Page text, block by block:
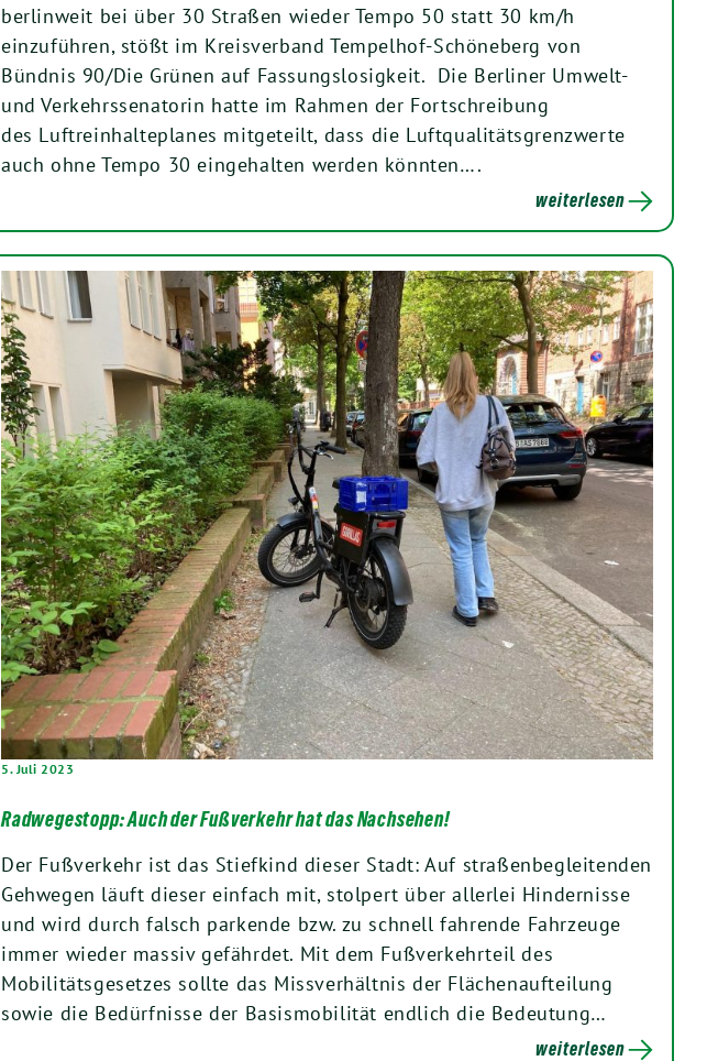
berlinweit bei über 30 Straßen wieder Tempo 50 statt 30 km/h
einzuführen, stößt im Kreisverband Tempelhof-Schöneberg von
Bündnis 90/Die Grünen auf Fassungslosigkeit. Die Berliner Umwelt-
und Verkehrssenatorin hatte im Rahmen der Fortschreibung
des Luftreinhalteplanes mitgeteilt, dass die Luftqualitätsgrenzwerte
auch ohne Tempo 30 eingehalten werden könnten….
weiterlesen
5. Juli 2023
Radwegestopp: Auch der Fußverkehr hat das Nachsehen!
Der Fußverkehr ist das Stiefkind dieser Stadt: Auf straßenbegleitenden
Gehwegen läuft dieser einfach mit, stolpert über allerlei Hindernisse
und wird durch falsch parkende bzw. zu schnell fahrende Fahrzeuge
immer wieder massiv gefährdet. Mit dem Fußverkehrteil des
Mobilitätsgesetzes sollte das Missverhältnis der Flächenaufteilung
sowie die Bedürfnisse der Basismobilität endlich die Bedeutung…
weiterlesen